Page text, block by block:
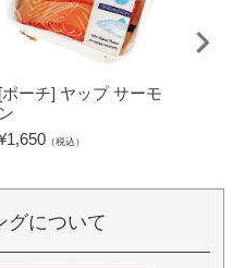
[ポーチ] ヤップ サーモ
ン
1,650 （税込）
グについて